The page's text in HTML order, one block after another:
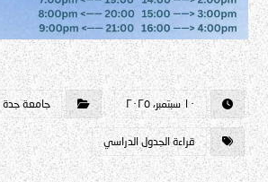
١٠ سبتمبر، ٢٠٢٥ جامعة جدة
قراءة الجدول الدراسي